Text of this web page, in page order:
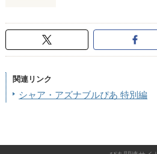
関連リンク
シャア・アズナブルぴあ 特別編